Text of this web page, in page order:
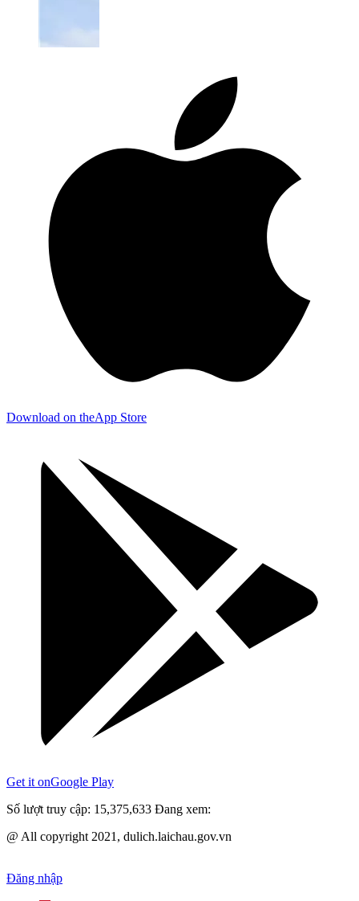
Download on theApp Store
Get it onGoogle Play
Số lượt truy cập: 15,375,633 Đang xem:
@ All copyright 2021, dulich.laichau.gov.vn
Đăng nhập